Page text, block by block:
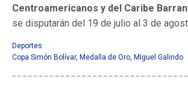
Centroamericanos y del Caribe
se disputarán del 19 de julio al 3 de
Deportes
Copa Simón Bolívar, Medalla de Oro MIguel Galindo